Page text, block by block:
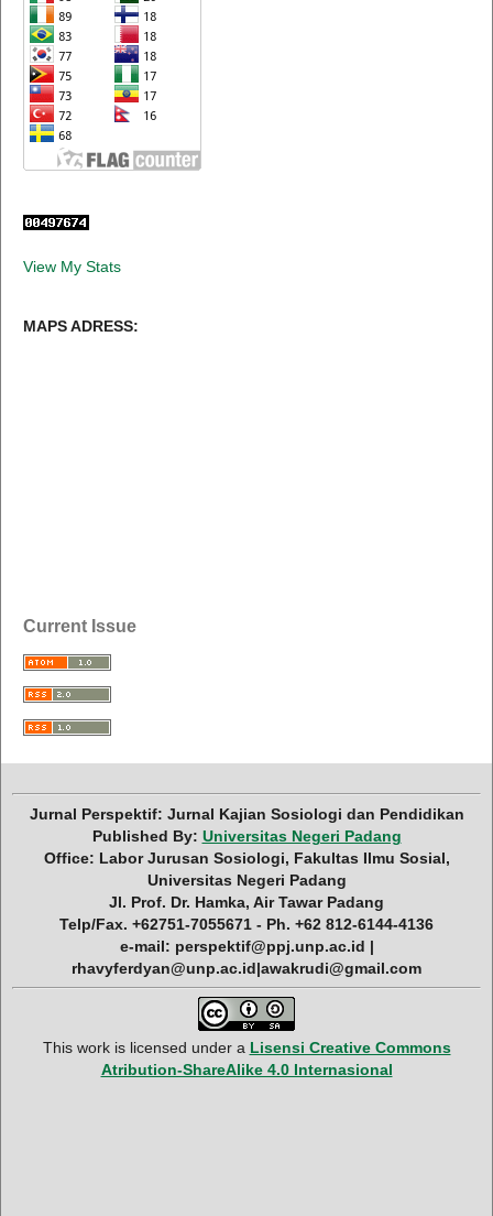
View My Stats
MAPS ADRESS:
Current Issue
Jurnal Perspektif: Jurnal Kajian Sosiologi dan Pendidikan
Published By: Universitas Negeri Padang
Office: Labor Jurusan Sosiologi, Fakultas Ilmu Sosial,
Universitas Negeri Padang
Jl. Prof. Dr. Hamka, Air Tawar Padang
Telp/Fax. +62751-7055671 - Ph. +62 812-6144-4136
e-mail: perspektif@ppj.unp.ac.id |
rhavyferdyan@unp.ac.id|awakrudi@gmail.com
This work is licensed under a Lisensi Creative Commons
Atribution-ShareAlike 4.0 Internasional